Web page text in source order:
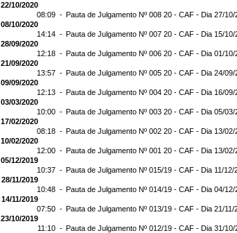
22/10/2020
08:09 - Pauta de Julgamento Nº 008 20 - CAF - Dia 27/10/
08/10/2020
14:14 - Pauta de Julgamento Nº 007 20 - CAF - Dia 15/10/
28/09/2020
12:18 - Pauta de Julgamento Nº 006 20 - CAF - Dia 01/10/
21/09/2020
13:57 - Pauta de Julgamento Nº 005 20 - CAF - Dia 24/09/
09/09/2020
12:13 - Pauta de Julgamento Nº 004 20 - CAF - Dia 16/09/
03/03/2020
10:00 - Pauta de Julgamento Nº 003 20 - CAF - Dia 05/03/
17/02/2020
08:18 - Pauta de Julgamento Nº 002 20 - CAF - Dia 13/02/
10/02/2020
12:00 - Pauta de Julgamento Nº 001 20 - CAF - Dia 13/02/
05/12/2019
10:37 - Pauta de Julgamento Nº 015/19 - CAF - Dia 11/12/
28/11/2019
10:48 - Pauta de Julgamento Nº 014/19 - CAF - Dia 04/12/
14/11/2019
07:50 - Pauta de Julgamento Nº 013/19 - CAF - Dia 21/11/
23/10/2019
11:10 - Pauta de Julgamento Nº 012/19 - CAF - Dia 31/10/